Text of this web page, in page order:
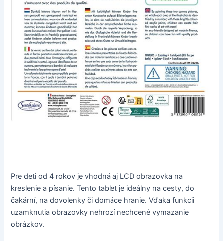
Pre deti od 4 rokov je vhodná aj LCD obrazovka na
kreslenie a písanie. Tento tablet je ideálny na cesty, do
čakární, na dovolenky či domáce hranie. Vďaka funkcii
uzamknutia obrazovky nehrozí nechcené vymazanie
obrázkov.